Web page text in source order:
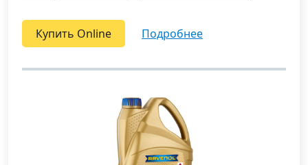
Купить Online подробнее